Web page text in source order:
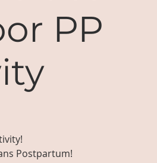
PP
Postpartum!